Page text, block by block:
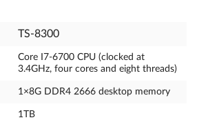
TS-8300
Core I7-6700 CPU (clocked at
3.4GHz, four cores and eight threads)
1×8G DDR4 2666 desktop memory
1TB